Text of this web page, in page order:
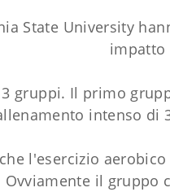
State University
impatto
gruppi. Il primo
intenso di
l'esercizio
il gruppo